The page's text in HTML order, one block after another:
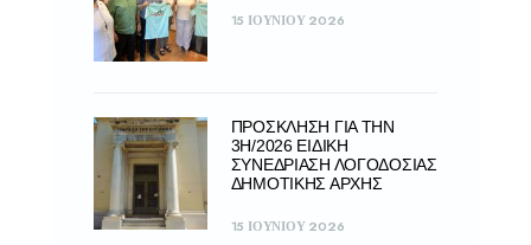
15 ΙΟΥΝΊΟΥ 2026
ΠΡΟΣΚΛΗΣΗ ΓΙΑ ΤΗΝ
3Η/2026 ΕΙΔΙΚΗ
ΣΥΝΕΔΡΙΑΣΗ ΛΟΓΟΔΟΣΙΑΣ
ΔΗΜΟΤΙΚΗΣ ΑΡΧΗΣ
15 ΙΟΥΝΊΟΥ 2026